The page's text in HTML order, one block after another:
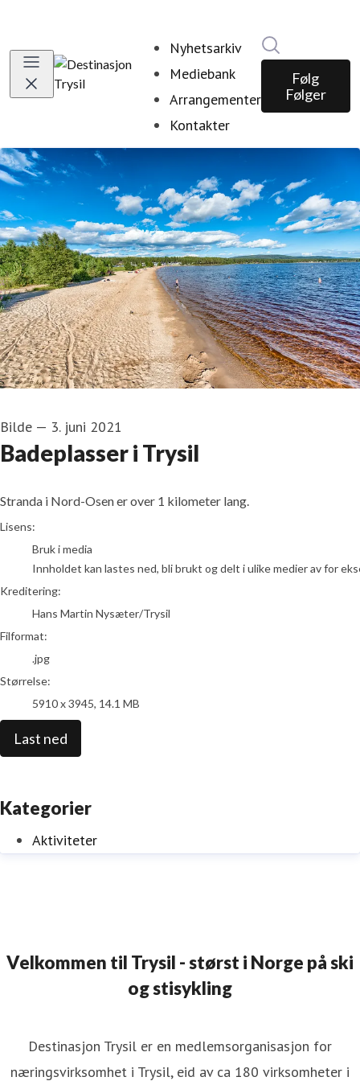
Nyhetsarkiv
Mediebank
Arrangementer
Kontakter
Følg
Følger
Bilde — 3. juni 2021
Badeplasser i Trysil
Stranda i Nord-Osen er over 1 kilometer lang.
Hans Martin Nysæter/Trysil
Lisens:
Bruk i media
Innholdet kan lastes ned, bli brukt og delt i ulike medier av for
Kreditering:
Hans Martin Nysæter/Trysil
Filformat:
.jpg
Størrelse:
5910 x 3945, 14.1 MB
Last ned
Kategorier
Aktiviteter
Velkommen til Trysil - størst i Norge på ski
og stisykling
Destinasjon Trysil er en medlemsorganisasjon for
næringsvirksomhet i Trysil, eid av ca 180 virksomheter i